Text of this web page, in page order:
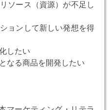
ース（資源）が不足し
ョンして新しい発想を得
したい
る商品を開発したい